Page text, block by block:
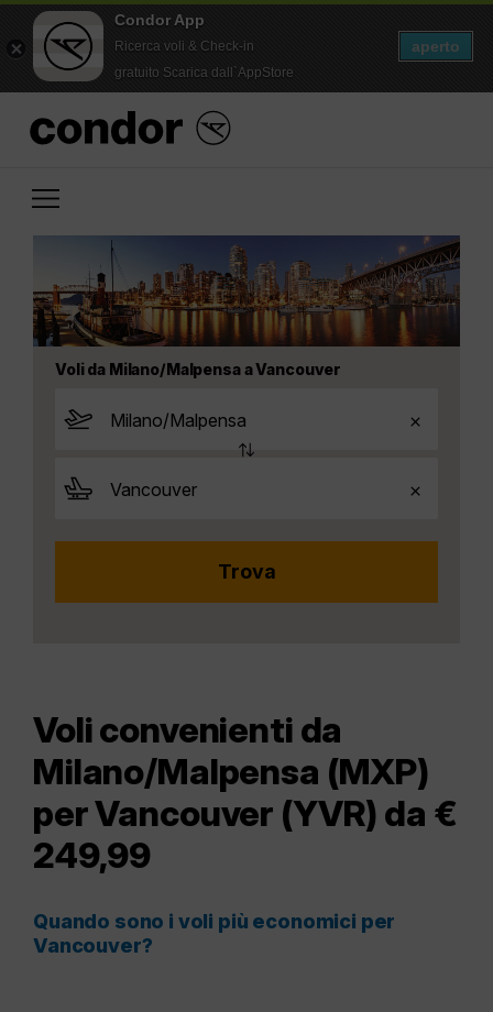
Condor App
Ricerca voli & Check-in
gratuito Scarica dall`AppStore
aperto
Voli da Milano/Malpensa a Vancouver
Voli convenienti da
Milano/Malpensa (MXP)
per Vancouver (YVR) da €
249,99
Quando sono i voli più economici per
Vancouver?